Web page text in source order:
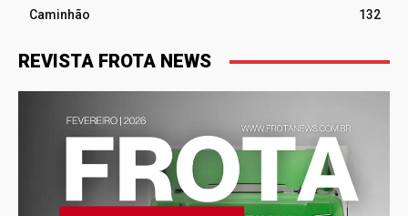
Caminhão
132
REVISTA FROTA NEWS